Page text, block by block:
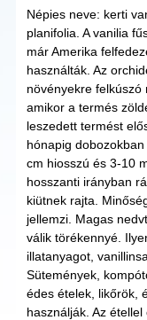
Népies neve: kerti
planifolia. A vanilia
már Amerika
használták. Az
növényekre felkúszó
amikor a termés
leszedett termést
hónapig
cm hiosszú és 3-10
hosszanti irányban
kiütnek rajta.
jellemzi. Magas
válik törékennyé.
illatanyagot,
Sütemények,
édes ételek, likőrök,
használják. Az